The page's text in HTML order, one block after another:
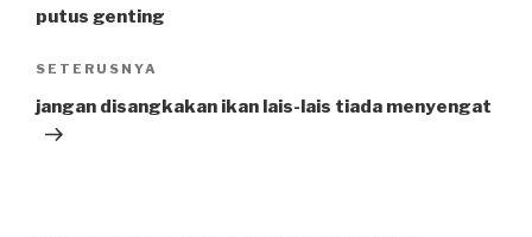
putus genting
Next
Post
SETERUSNYA
jangan disangkakan ikan lais-lais tiada menyengat